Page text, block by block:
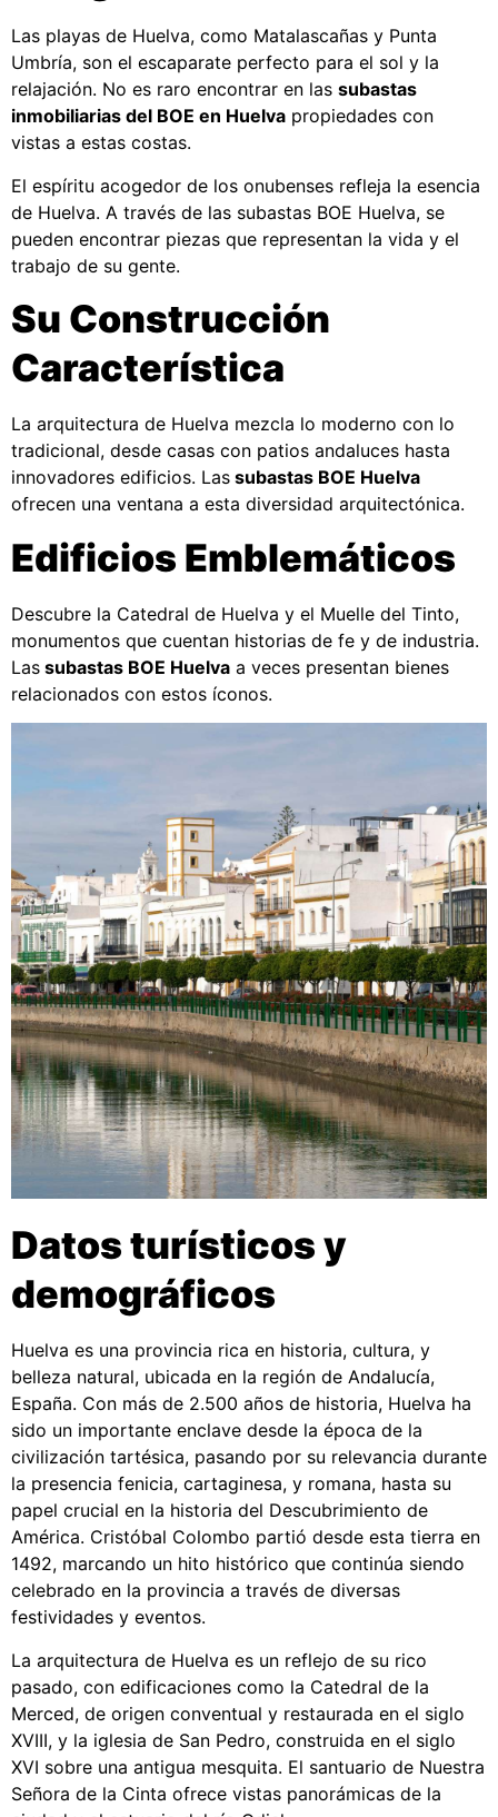
Las playas de Huelva, como Matalascañas y Punta
Umbría, son el escaparate perfecto para el sol y la
relajación. No es raro encontrar en las subastas
inmobiliarias del BOE en Huelva propiedades con
vistas a estas costas.
El espíritu acogedor de los onubenses refleja la esencia
de Huelva. A través de las subastas BOE Huelva, se
pueden encontrar piezas que representan la vida y el
trabajo de su gente.
Su Construcción
Característica
La arquitectura de Huelva mezcla lo moderno con lo
tradicional, desde casas con patios andaluces hasta
innovadores edificios. Las subastas BOE Huelva
ofrecen una ventana a esta diversidad arquitectónica.
Edificios Emblemáticos
Descubre la Catedral de Huelva y el Muelle del Tinto,
monumentos que cuentan historias de fe y de industria.
Las subastas BOE Huelva a veces presentan bienes
relacionados con estos íconos.
Datos turísticos y
demográficos
Huelva es una provincia rica en historia, cultura, y
belleza natural, ubicada en la región de Andalucía,
España. Con más de 2.500 años de historia, Huelva ha
sido un importante enclave desde la época de la
civilización tartésica, pasando por su relevancia durante
la presencia fenicia, cartaginesa, y romana, hasta su
papel crucial en la historia del Descubrimiento de
América. Cristóbal Colombo partió desde esta tierra en
1492, marcando un hito histórico que continúa siendo
celebrado en la provincia a través de diversas
festividades y eventos.
La arquitectura de Huelva es un reflejo de su rico
pasado, con edificaciones como la Catedral de la
Merced, de origen conventual y restaurada en el siglo
XVIII, y la iglesia de San Pedro, construida en el siglo
XVI sobre una antigua mesquita. El santuario de Nuestra
Señora de la Cinta ofrece vistas panorámicas de la